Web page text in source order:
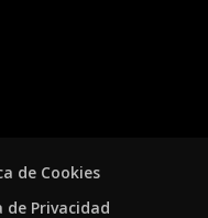
de Cookies
de Privacidad